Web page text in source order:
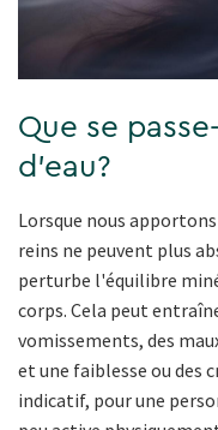
Que se
d'eau?
Lorsque nous
reins ne peuvent plus
perturbe l'équilibre
corps. Cela peut
vomissements, des
et une faiblesse ou des
indicatif, pour une